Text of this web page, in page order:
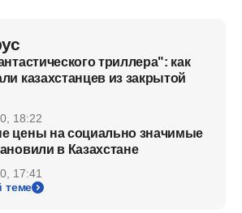
триллера": как
казахстанцев из закрытой
18:22
цены на социально значимые
в Казахстане
17:41
теме